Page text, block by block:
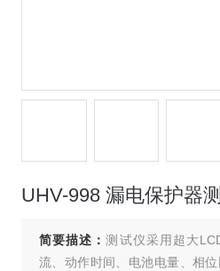
UHV-998 漏电保护器
简要描述：测试仪采用超大
流、动作时间、电池电量、相